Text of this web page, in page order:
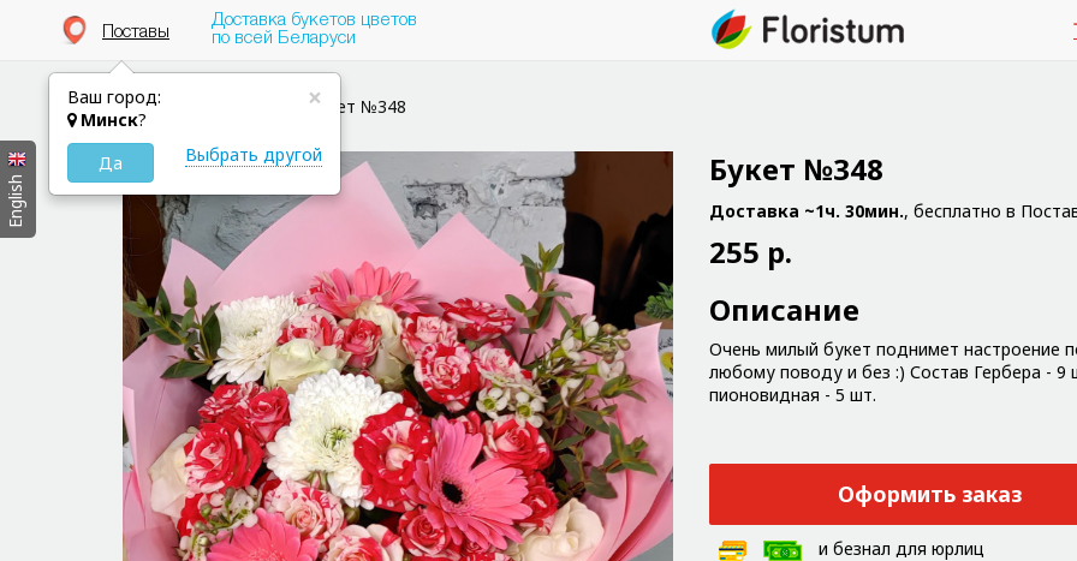
Поставы
×
Ваш город:
Минск?
Да
Выбрать другой
Доставка букетов цветов
по всей Беларуси
Цветы в Поставы Букет №348
Букет №348
Доставка ~1ч. 30мин., бесплатно в
255 р.
Описание
Очень милый букет поднимет настроение
любому поводу и без :) Состав Гербера - 9
пионовидная - 5 шт.
Оформить заказ
и безнал для юрлиц
English